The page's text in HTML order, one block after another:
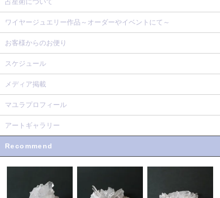
ワイヤージュエリー作品～オーダーやイベントにて～
お客様からのお便り
スケジュール
メディア掲載
マユラプロフィール
アートギャラリー
Recommend